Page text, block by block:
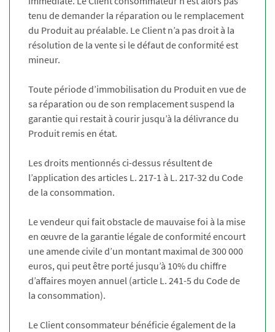
tenu de demander la réparation ou le remplacement
du Produit au préalable. Le Client n’a pas droit à la
résolution de la vente si le défaut de conformité est
mineur.
Toute période d’immobilisation du Produit en vue de
sa réparation ou de son remplacement suspend la
garantie qui restait à courir jusqu’à la délivrance du
Produit remis en état.
Les droits mentionnés ci-dessus résultent de
l’application des articles L. 217-1 à L. 217-32 du Code
de la consommation.
Le vendeur qui fait obstacle de mauvaise foi à la mise
en œuvre de la garantie légale de conformité encourt
une amende civile d’un montant maximal de 300 000
euros, qui peut être porté jusqu’à 10% du chiffre
d’affaires moyen annuel (article L. 241-5 du Code de
la consommation).
Le Client consommateur bénéficie également de la